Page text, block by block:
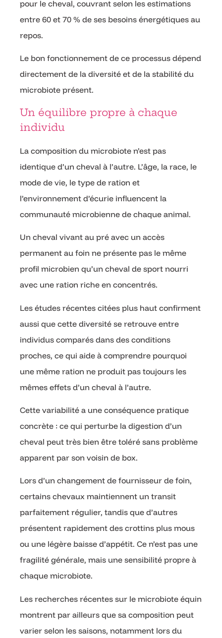
pour le cheval, couvrant selon les estimations
entre 60 et 70 % de ses besoins énergétiques au
repos.
Le bon fonctionnement de ce processus dépend
directement de la diversité et de la stabilité du
microbiote présent.
Un équilibre propre à chaque
individu
La composition du microbiote n’est pas
identique d’un cheval à l’autre. L’âge, la race, le
mode de vie, le type de ration et
l’environnement d’écurie influencent la
communauté microbienne de chaque animal.
Un cheval vivant au pré avec un accès
permanent au foin ne présente pas le même
profil microbien qu’un cheval de sport nourri
avec une ration riche en concentrés.
Les études récentes citées plus haut confirment
aussi que cette diversité se retrouve entre
individus comparés dans des conditions
proches, ce qui aide à comprendre pourquoi
une même ration ne produit pas toujours les
mêmes effets d’un cheval à l’autre.
Cette variabilité a une conséquence pratique
concrète : ce qui perturbe la digestion d’un
cheval peut très bien être toléré sans problème
apparent par son voisin de box.
Lors d’un changement de fournisseur de foin,
certains chevaux maintiennent un transit
parfaitement régulier, tandis que d’autres
présentent rapidement des crottins plus mous
ou une légère baisse d’appétit. Ce n’est pas une
fragilité générale, mais une sensibilité propre à
chaque microbiote.
Les recherches récentes sur le microbiote équin
montrent par ailleurs que sa composition peut
varier selon les saisons, notamment lors du